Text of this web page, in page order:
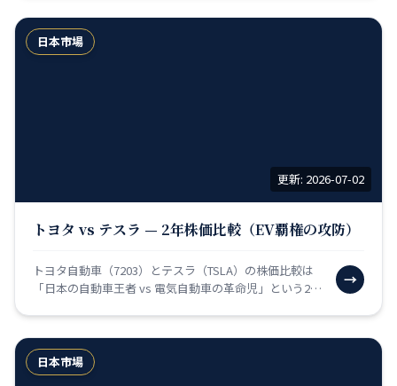
日本市場
更新: 2026-07-02
トヨタ vs テスラ — 2年株価比較（EV覇権の攻防）
トヨタ自動車（7203）とテスラ（TSLA）の株価比較は
「日本の自動車王者 vs 電気自動車の革命児」という21
→
日本市場